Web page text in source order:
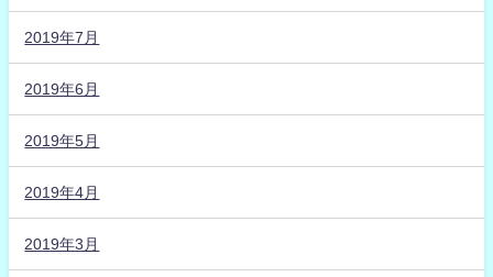
2019年7月
2019年6月
2019年5月
2019年4月
2019年3月